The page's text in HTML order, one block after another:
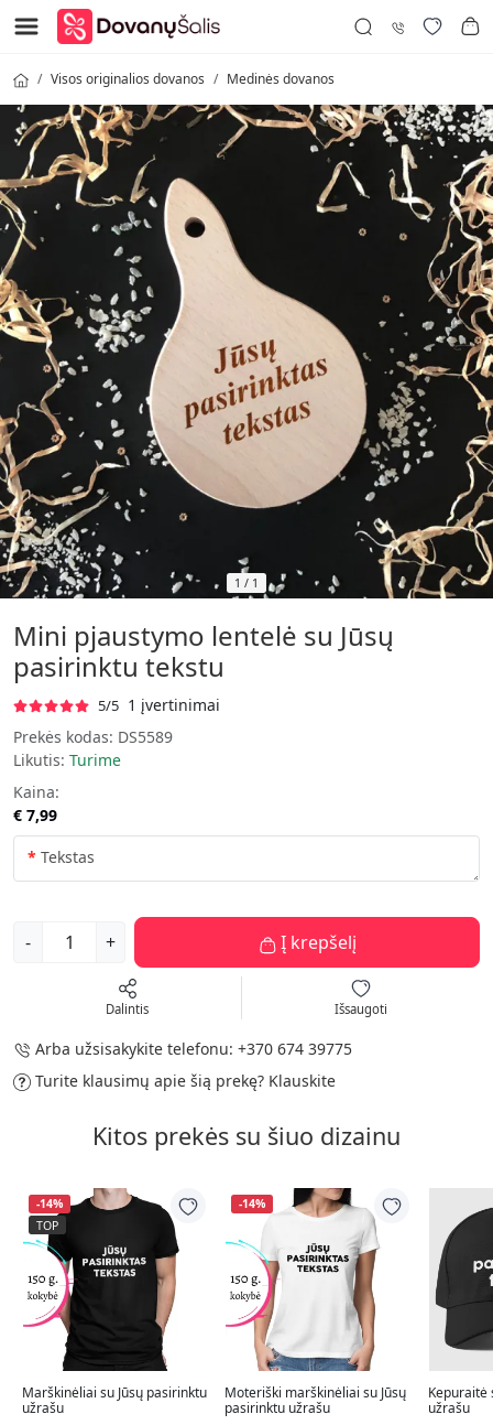
Visos originalios dovanos Medinės dovanos
1 / 1
Mini pjaustymo lentelė su Jūsų
pasirinktu tekstu
5/5 1 įvertinimai
Prekės kodas: DS5589
Likutis: Turime
Kaina:
€ 7,99
Tekstas
- + Į krepšelį
Dalintis Išsaugoti
Arba užsisakykite telefonu: +370 674 39775
Turite klausimų apie šią prekę? Klauskite
Kitos prekės su šiuo dizainu
-14%
TOP
Marškinėliai su Jūsų pasirinktu
užrašu
-14%
Moteriški marškinėliai su Jūsų
pasirinktu užrašu
Kepuraitė
užrašu